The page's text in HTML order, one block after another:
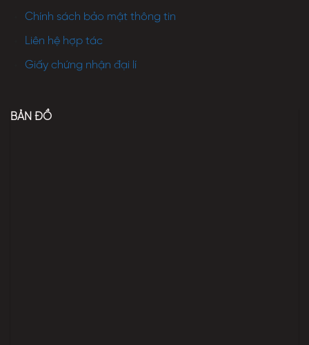
Chính sách bảo mật thông tin
Liên hệ hợp tác
Giấy chứng nhận đại lí
BẢN ĐỒ